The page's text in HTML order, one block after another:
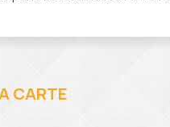
CARTE